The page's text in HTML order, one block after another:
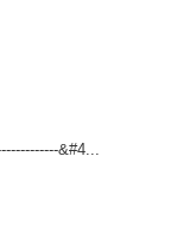
ん！ Go! -----------------&#4...